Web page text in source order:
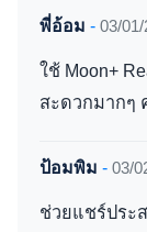
พี่อ้อม - 03/
ใช้ Moon+
สะดวกมากๆ
ป้อมพิม - 03/
ช่วยแชร์ประ